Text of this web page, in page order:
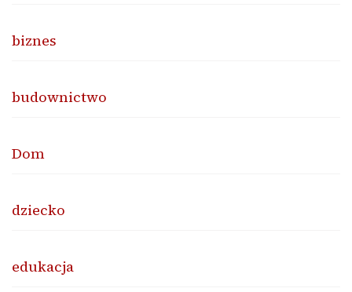
biznes
budownictwo
Dom
dziecko
edukacja